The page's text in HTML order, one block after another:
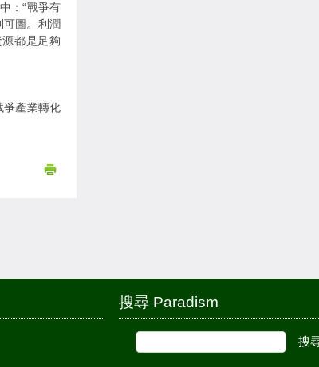
：“戰爭有
圖。利潤
都是足夠
爭產業轉化
搜尋 Paradism